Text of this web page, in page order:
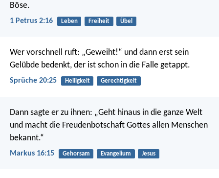
Böse.
1 Petrus 2:16 Leben Freiheit Übel
Wer vorschnell ruft: „Geweiht!“ und dann erst sein
Gelübde bedenkt, der ist schon in die Falle getappt.
Sprüche 20:25 Heiligkeit Gerechtigkeit
Dann sagte er zu ihnen: „Geht hinaus in die ganze Welt
und macht die Freudenbotschaft Gottes allen Menschen
bekannt.“
Markus 16:15 Gehorsam Evangelium Jesus